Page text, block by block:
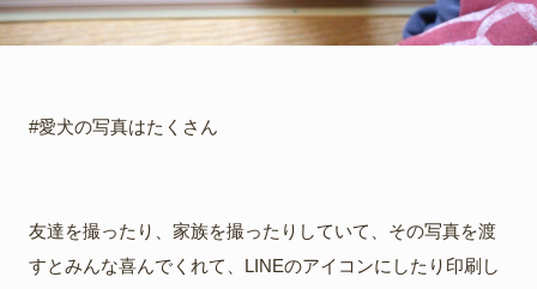
#愛犬の写真はたくさん
友達を撮ったり、家族を撮ったりしていて、その写真を渡
すとみんな喜んでくれて、LINEのアイコンにしたり印刷し